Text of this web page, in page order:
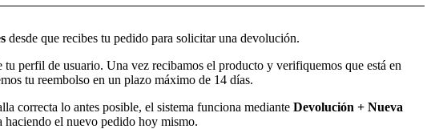
desde que recibes tu pedido para solicitar una devolución.
tu perfil de usuario. Una vez recibamos el producto y verifiquemos que está en
tu reembolso en un plazo máximo de 14 días.
correcta lo antes posible, el sistema funciona mediante Devolución + Nueva
haciendo el nuevo pedido hoy mismo.